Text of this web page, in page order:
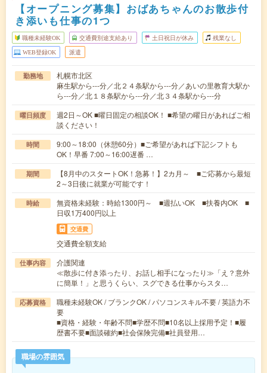
【オープニング募集】おばあちゃんのお散歩付
き添いも仕事の1つ
職種未経験OK 交通費別途支給あり 土日祝日が休み 残業なし
WEB登録OK 派遣
勤務地
札幌市北区
麻生駅から---分／北２４条駅から---分／あいの里教育大駅か
ら---分／北１８条駅から---分／北３４条駅から---分
曜日頻度
週2日～OK ■曜日固定の相談OK！ ■希望の曜日があればご相
談ください！
時間
9:00～18:00（休憩60分）■ご希望があれば下記シフトも
OK！早番 7:00～16:00遅番 …
期間
【8月中のスタートOK！急募！】2カ月～ ■ご応募から最短
2～3日後に就業が可能です！
時給
無資格未経験：時給1300円～ ■週払いOK ■扶養内OK ■
日収1万400円以上
交通費
交通費全額支給
仕事内容
介護関連
≪散歩に付き添ったり、お話し相手になったり≫「え？意外
に簡単！」と思うくらい、スグできる仕事からスタ…
応募資格
職種未経験OK / ブランクOK / パソコンスキル不要 / 英語力不
要
■資格・経験・年齢不問■学歴不問■10名以上採用予定！■履
歴書不要■面談確約■社会保険完備■社員登用…
職場の雰囲気